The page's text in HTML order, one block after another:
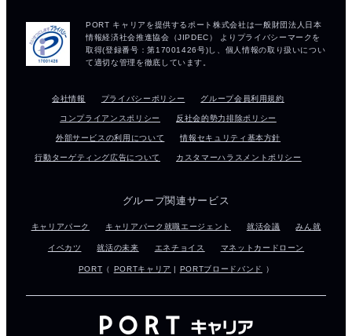
会社情報 プライバシーポリシー グループ会員利用規約
コンプライアンスポリシー 反社会的勢力排除ポリシー
外部サービスの利用について 情報セキュリティ基本方針
行動ターゲティング広告について カスタマーハラスメントポリシー